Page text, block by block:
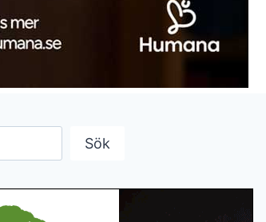
Sök